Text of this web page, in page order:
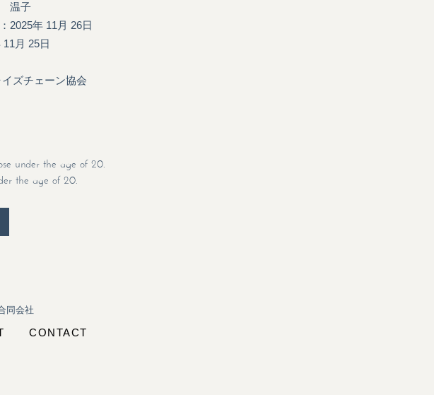
温子
2025年 11月 26日
11月 25日
ズチェーン協会
under the age of 20.
the age of 20.
同会社​
CONTACT